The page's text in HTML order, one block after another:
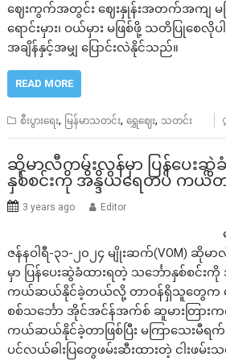
ဈေးကွက်အတွင်း ဈေးနှုန်းအတက်အကျ
ရောင်းမှား၊ ဝယ်မှား မဖြစ်ဖို့ သတိပြုစေလိုပ
အချိန်နှင့်အမျှ ပြောင်းလဲနိုင်သည်။
READ MORE
စီးပွားရေး, မြန်မာသတင်း,ရွှေဈေး, သတင်း
ဆိုမာလီကမ်းလွန်မှာ ပြန်ပေးဆွဲ
နှစ်စင်းကို အိန္ဒိယရေတပ် ကယ်
3 years ago Editor
ဇန်နဝါရီ-၃၁-၂၀၂၄ မျိုးဆက်(VOM) ဆို
မှာ ပြန်ပေးဆွဲခံထားရတဲ့ သင်္ဘောနှစ်စင်း
ကယ်ဆယ်နိုင်ခဲ့တယ်လို့ တာဝန်ရှိသူတွေက ပြ
စစ်သင်္ဘော အိုင်အင်န်အက်စ် ဆူမားတြား
ကယ်ဆယ်နိုင်ခဲ့တာဖြစ်ပြီး မကြာသေးမီ
ပင်လယ်ဓါးပြတွေဖမ်းဆီးထားတဲ့ ငါးဖမ်